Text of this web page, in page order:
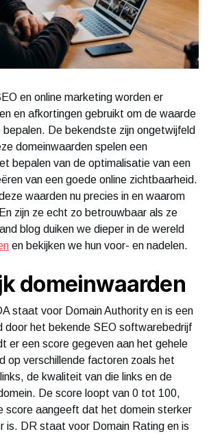
en online marketing worden er
en afkortingen gebruikt om de waarde
bepalen. De bekendste zijn ongetwijfeld
domeinwaarden spelen een
bepalen van de optimalisatie van een
van een goede online zichtbaarheid.
waarden nu precies in en waarom
zijn ze echt zo betrouwbaar als ze
blog duiken we dieper in de wereld
en bekijken we hun voor- en nadelen.
domeinwaarden
staat voor Domain Authority en is een
door het bekende SEO softwarebedrijf
er een score gegeven aan het gehele
op verschillende factoren zoals het
de kwaliteit van die links en de
De score loopt van 0 tot 100,
score aangeeft dat het domein sterker
is. DR staat voor Domain Rating en is